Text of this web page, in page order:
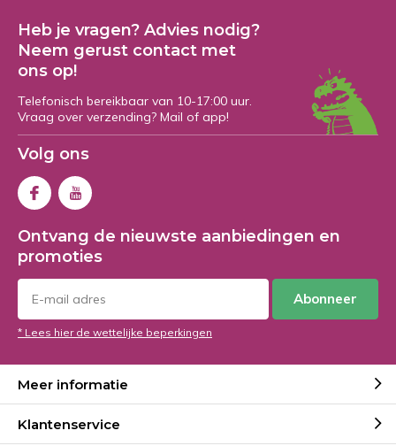
Heb je vragen? Advies nodig?
Neem gerust contact met
ons op!
Telefonisch bereikbaar van 10-17:00 uur.
Vraag over verzending? Mail of app!
Volg ons
Ontvang de nieuwste aanbiedingen en
promoties
Abonneer
* Lees hier de wettelijke beperkingen
Meer informatie
Klantenservice